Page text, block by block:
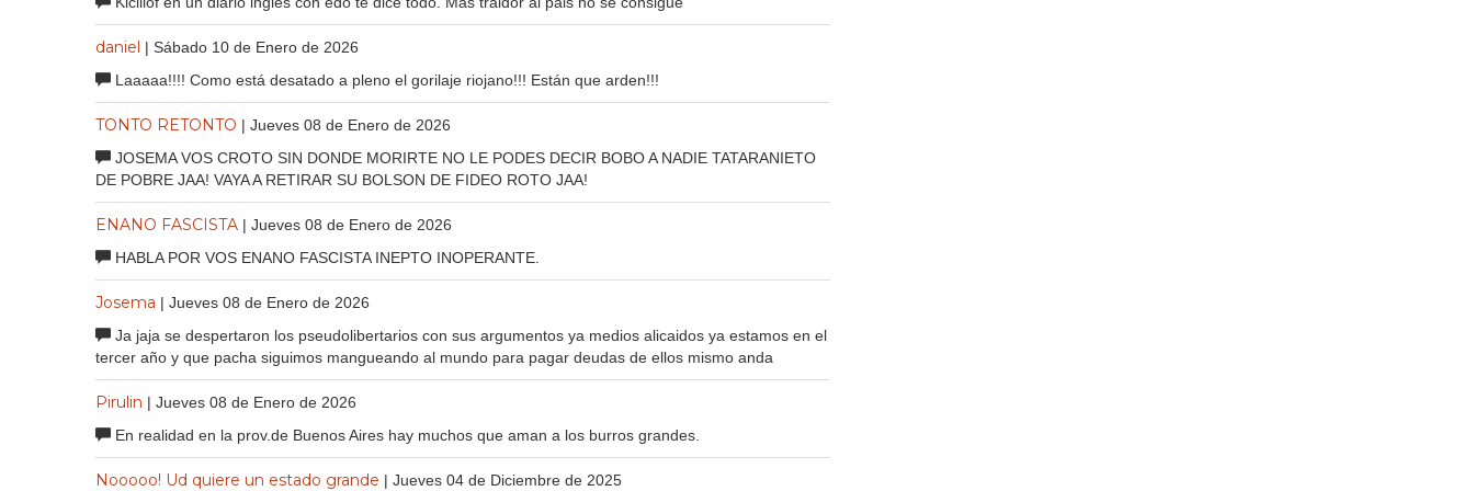
daniel | Sábado 10 de Enero de 2026
Laaaaa!!!! Como está desatado a pleno el gorilaje riojano!!! Están que arden!!!
TONTO RETONTO | Jueves 08 de Enero de 2026
JOSEMA VOS CROTO SIN DONDE MORIRTE NO LE PODES DECIR BOBO A NADIE TATARANIETO
DE POBRE JAA! VAYA A RETIRAR SU BOLSON DE FIDEO ROTO JAA!
ENANO FASCISTA | Jueves 08 de Enero de 2026
HABLA POR VOS ENANO FASCISTA INEPTO INOPERANTE.
Josema | Jueves 08 de Enero de 2026
Ja jaja se despertaron los pseudolibertarios con sus argumentos ya medios alicaidos ya estamos en el
tercer año y que pacha siguimos mangueando al mundo para pagar deudas de ellos mismo anda
Pirulin | Jueves 08 de Enero de 2026
En realidad en la prov.de Buenos Aires hay muchos que aman a los burros grandes.
Nooooo! Ud quiere un estado grande | Jueves 04 de Diciembre de 2025